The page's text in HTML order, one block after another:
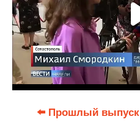
⬅️ Прошлый выпуск